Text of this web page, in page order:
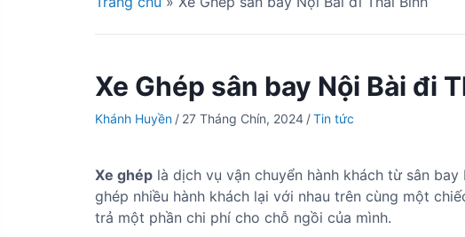
Xe Ghép sân bay Nội Bài đi
Khánh Huyền / 27 Tháng Chín, 2024 /Tin tức
Xe ghép là dịch vụ vận chuyển hành khách từ sân
ghép nhiều hành khách lại với nhau trên cùng một
trả một phần chi phí cho chỗ ngồi của mình.